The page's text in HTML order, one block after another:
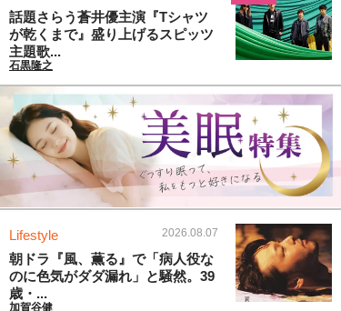
話題さらう蒼井優主演『Tシャツ
が乾くまで』盛り上げるスピッツ
主題歌...
石黒隆之
Lifestyle 2026.08.07
朝ドラ『風、薫る』で「病人役な
のに色気がダダ漏れ」と騒然。39
歳・...
加賀谷健